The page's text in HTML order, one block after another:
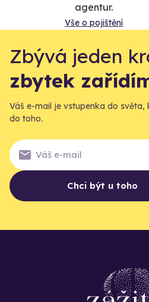
agentur.
Vše o pojištění
Zbývá jeden
zbytek
Váš e-mail je vstupenka do světa,
do toho.
Chci být u toho